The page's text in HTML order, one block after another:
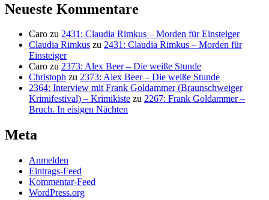
Neueste Kommentare
Caro zu 2431: Claudia Rimkus – Morden für Einsteiger
Claudia Rimkus zu 2431: Claudia Rimkus – Morden für
Einsteiger
Caro zu 2373: Alex Beer – Die weiße Stunde
Christoph zu 2373: Alex Beer – Die weiße Stunde
2364: Interview mit Frank Goldammer (Braunschweiger
Krimifestival) – Krimikiste zu 2267: Frank Goldammer –
Bruch. In eisigen Nächten
Meta
Anmelden
Eintrags-Feed
Kommentar-Feed
WordPress.org